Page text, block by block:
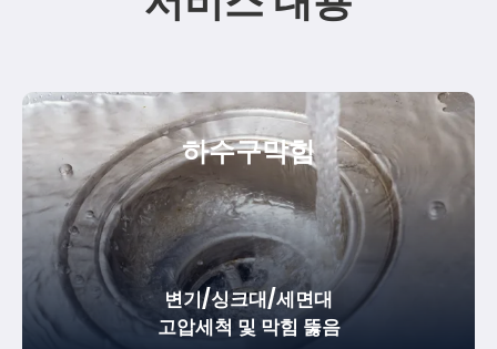
하수구막힘
변기/싱크대/세면대
고압세척 및 막힘 뚫음